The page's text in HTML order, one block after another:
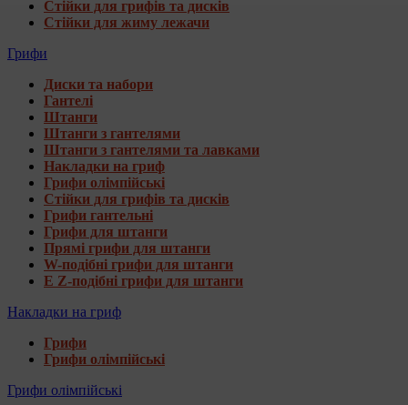
Стійки для грифів та дисків
Стійки для жиму лежачи
Грифи
Диски та набори
Гантелі
Штанги
Штанги з гантелями
Штанги з гантелями та лавками
Накладки на гриф
Грифи олімпійські
Стійки для грифів та дисків
Грифи гантельні
Грифи для штанги
Прямі грифи для штанги
W-подібні грифи для штанги
E Z-подібні грифи для штанги
Накладки на гриф
Грифи
Грифи олімпійські
Грифи олімпійські